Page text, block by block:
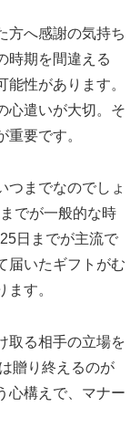
方へ感謝の気持ち
時期を間違える
性があります。
心遣いが大切。そ
要です。
つまでなのでしょ
でが一般的な時
日までが主流で
届いたギフトがむ
す。
取る相手の立場を
贈り終えるのが
心構えで、マナー